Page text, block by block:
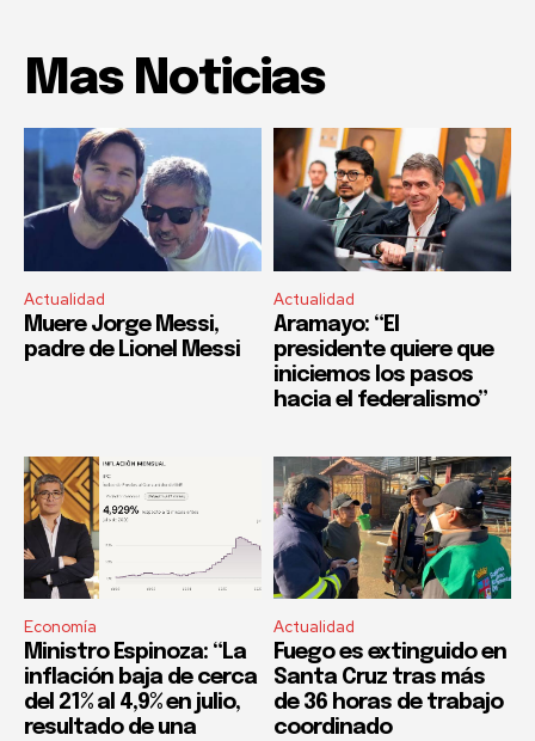
Mas Noticias
Actualidad
Muere Jorge Messi,
padre de Lionel Messi
Actualidad
Aramayo: “El
presidente quiere que
iniciemos los pasos
hacia el federalismo”
Economía
Ministro Espinoza: “La
inflación baja de cerca
del 21% al 4,9% en julio,
resultado de una
Actualidad
Fuego es extinguido en
Santa Cruz tras más
de 36 horas de trabajo
coordinado